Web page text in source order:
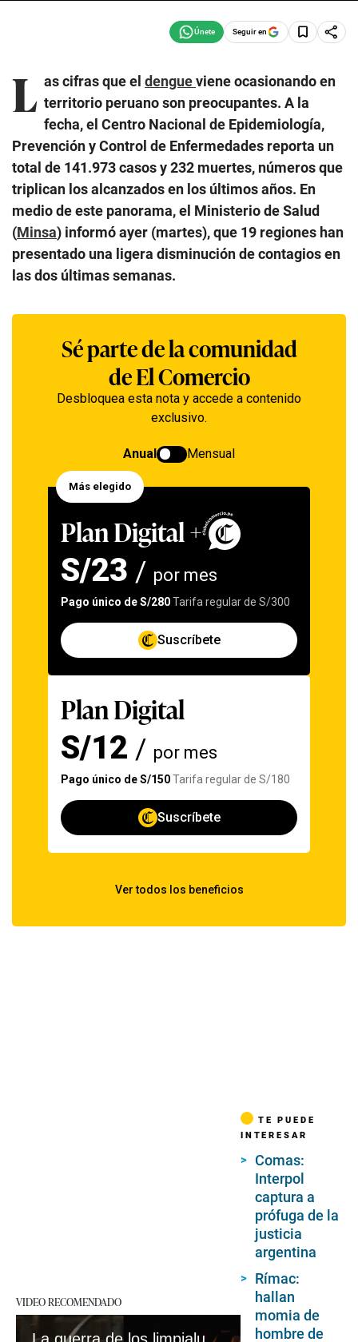
Seguir en
L as cifras que el dengueviene ocasionando en
territorio peruano son preocupantes. A la
fecha, el Centro Nacional de Epidemiología,
Prevención y Control de Enfermedades reporta un
total de 141.973 casos y 232 muertes, números que
triplican los alcanzados en los últimos años. En
medio de este panorama, el Ministerio de Salud
(Minsa) informó ayer (martes), que 19 regiones han
presentado una ligera disminución de contagios en
las dos últimas semanas.
VIDEO RECOMENDADO
TE PUEDE
INTERESAR
Comas:
Interpol
captura a
prófuga de la
justicia
argentina
Rímac:
hallan
momia de
hombre de